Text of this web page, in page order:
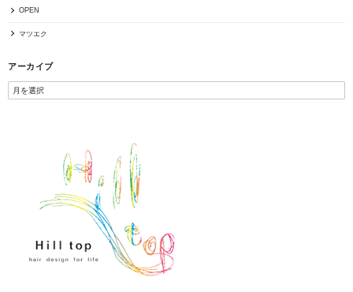
OPEN
マツエク
アーカイブ